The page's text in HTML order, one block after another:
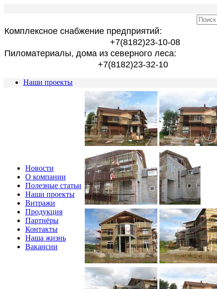
Комплексное снабжение предприятий:
+7(8182)23-10-08
Пиломатериалы, дома из северного леса:
+7(8182)23-32-10
Наши проекты
Новости
О компании
Полезные статьи
Наши проекты
Витражи
Продукция
Партнёры
Контакты
Наша жизнь
Вакансии